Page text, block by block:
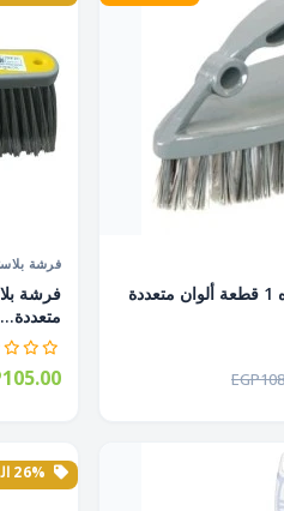
فرشة بلاط مكواه 1 قطعة ألوان متعددة
فرشة
متعددة...